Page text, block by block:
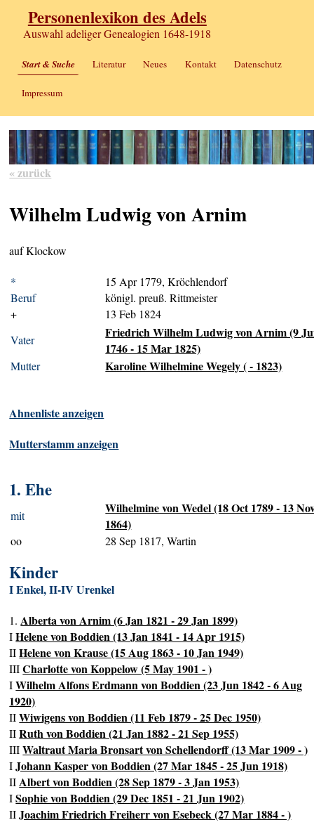
Personenlexikon des Adels
Auswahl adeliger Genealogien 1648-1918
Start & Suche Literatur Neues Kontakt Datenschutz
Impressum
« zurück
Wilhelm Ludwig von Arnim
auf Klockow
*
15 Apr 1779, Kröchlendorf
Beruf
königl. preuß. Rittmeister
+
13 Feb 1824
Vater
Friedrich Wilhelm Ludwig von Arnim (9
1746 - 15 Mar 1825)
Mutter Karoline Wilhelmine Wegely ( - 1823)
Ahnenliste anzeigen
Mutterstamm anzeigen
1. Ehe
mit
Wilhelmine von Wedel (18 Oct 1789 - 13
1864)
oo 28 Sep 1817, Wartin
Kinder
I Enkel, II-IV Urenkel
1.Alberta von Arnim (6 Jan 1821 - 29 Jan 1899)
IHelene von Boddien (13 Jan 1841 - 14 Apr 1915)
IIHelene von Krause (15 Aug 1863 - 10 Jan 1949)
IIICharlotte von Koppelow (5 May 1901 - )
IWilhelm Alfons Erdmann von Boddien (23 Jun 1842 - 6 Aug
1920)
IIWiwigens von Boddien (11 Feb 1879 - 25 Dec 1950)
IIRuth von Boddien (21 Jan 1882 - 21 Sep 1955)
IIIWaltraut Maria Bronsart von Schellendorff (13 Mar 1909 - )
IJohann Kasper von Boddien (27 Mar 1845 - 25 Jun 1918)
IIAlbert von Boddien (28 Sep 1879 - 3 Jan 1953)
ISophie von Boddien (29 Dec 1851 - 21 Jun 1902)
IIJoachim Friedrich Freiherr von Esebeck (27 Mar 1884 - )